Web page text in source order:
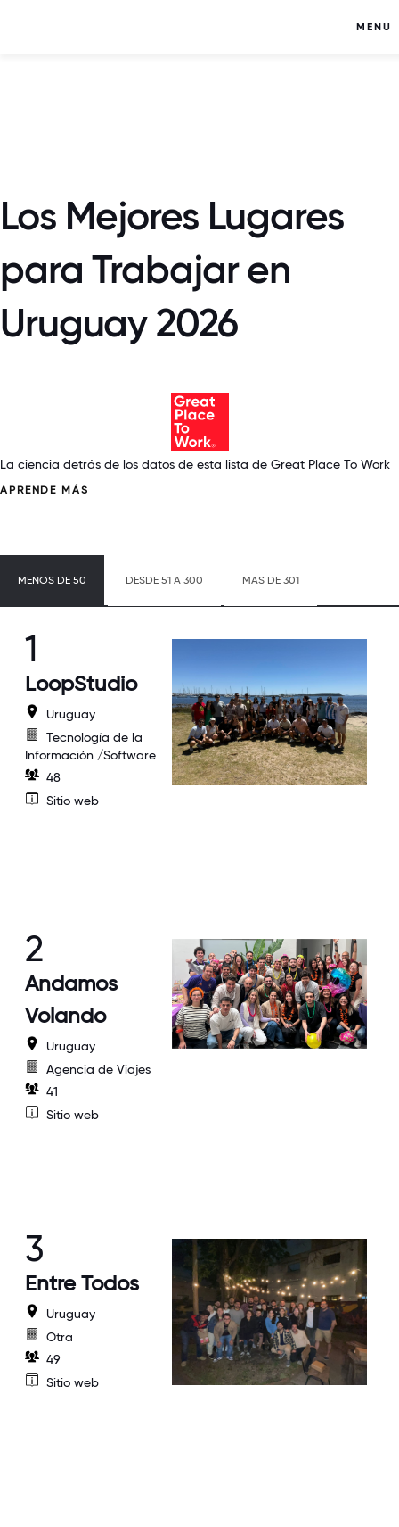
MENU
Los Mejores Lugares
para Trabajar en
Uruguay 2026
La ciencia detrás de los datos de esta lista de Great Place To Work
APRENDE MÁS
MENOS DE 50 DESDE 51 A 300 MAS DE 301
1
LoopStudio
Uruguay
Tecnología de la
Información /Software
48
Sitio web
2
Andamos
Volando
Uruguay
Agencia de Viajes
41
Sitio web
3
Entre Todos
Uruguay
Otra
49
Sitio web